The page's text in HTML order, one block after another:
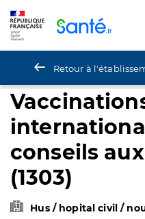
Retour à
conseils
(1303)
Hus / hopital civil /